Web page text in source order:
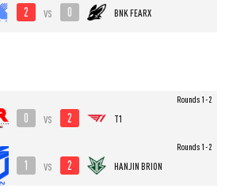
2 vs 0 BNK FEARX
0 vs 2 T1
Rounds 1-2
1 vs 2 HANJIN BRION
Rounds 1-2